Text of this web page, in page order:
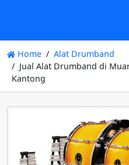
Home
Alat Drumband
Jual Alat Drumband di
Kantong